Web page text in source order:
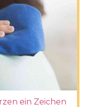
ein Zeichen